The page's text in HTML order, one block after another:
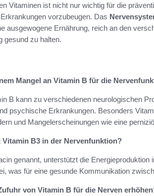
Vitaminen ist nicht nur wichtig für die
vorzubeugen. Das
ausgewogene Ernährung, reich an den
gesund zu halten.
Mangel an Vitamin B für die
B kann zu verschiedenen neurologischen
psychische Erkrankungen. Besonders
und Mangelerscheinungen wie eine
Vitamin B3 in der Nervenfunktion?
genannt, unterstützt die
was für eine gesunde Kommunikation
von Vitamin B für die Nerven